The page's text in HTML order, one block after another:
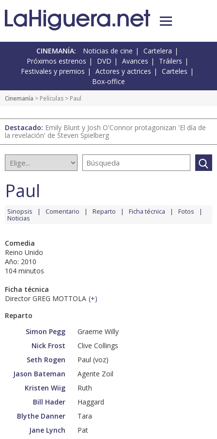
CINEMANÍA: Noticias de cine
Cartelera
Próximos estrenos
DVD Avances
Tráilers
Festivales y premios
Actores y actrices
Carteles
Box-office
Cinemanía > Películas > Paul
Destacado: Emily Blunt y Josh O'Connor protagonizan 'El día de
la revelación' de Steven Spielberg
Paul
Sinopsis Comentario Reparto Ficha técnica Fotos
Noticias
Comedia
Reino Unido
Año: 2010
104 minutos
Ficha técnica
Director GREG MOTTOLA (+)
Reparto
Simon Pegg
Graeme Willy
Nick Frost
Clive Collings
Seth Rogen
Paul (voz)
Jason Bateman
Agente Zoil
Kristen Wiig
Ruth
Bill Hader
Haggard
Blythe Danner
Tara
Jane Lynch
Pat